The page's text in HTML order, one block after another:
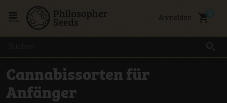
search
Anmelden local_grocery_store
Cannabissorten für
Anfänger